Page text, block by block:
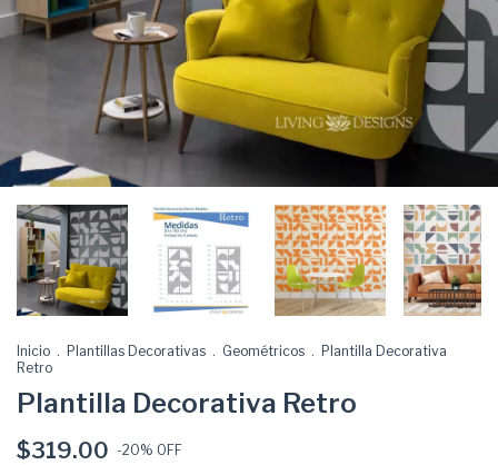
Inicio . Plantillas Decorativas . Geométricos . Plantilla Decorativa
Retro
Plantilla Decorativa Retro
$319.00 -20% OFF